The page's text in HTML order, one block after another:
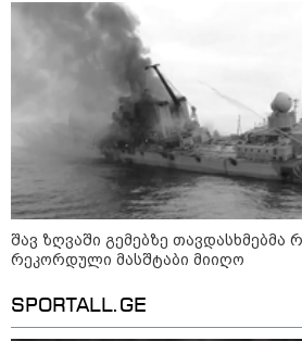
მსოფლიო
შავ ზღვაში გემებზე თავდასხმებმა
რეკორდული მასშტაბი მიიღო
SPORTALL.GE